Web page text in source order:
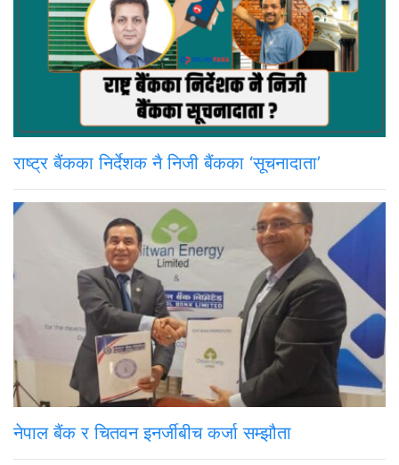
राष्ट्र बैंकका निर्देशक नै निजी बैंकका ‘सूचनादाता’
नेपाल बैंक र चितवन इनर्जीबीच कर्जा सम्झौता